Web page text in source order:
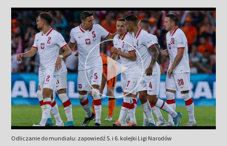
Odliczanie do mundialu: zapowiedź 5. i 6. kolejki Ligi Narodów